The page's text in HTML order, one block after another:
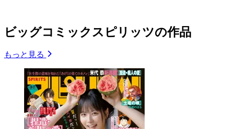
ビッグコミックスピリッツの作品
もっと見る